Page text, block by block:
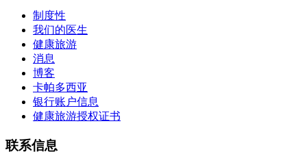
制度性
我们的医生
健康旅游
消息
博客
卡帕多西亚
银行账户信息
健康旅游授权证书
联系信息